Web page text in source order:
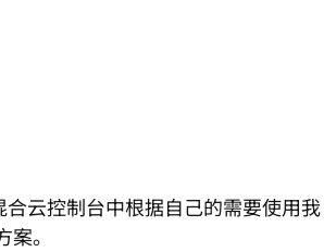
合云控制台中根据自己的需要使用我
。